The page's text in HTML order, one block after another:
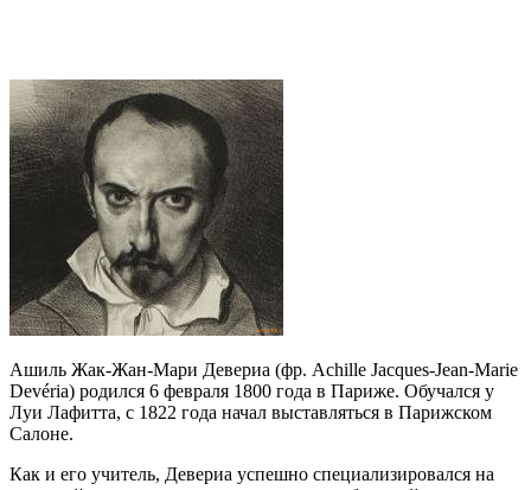
Ашиль Жак-Жан-Мари Девериа (фр. Achille Jacques-Jean-Marie
Devéria) родился 6 февраля 1800 года в Париже. Обучался у
Луи Лафитта, с 1822 года начал выставляться в Парижском
Салоне.
Как и его учитель, Девериа успешно специализировался на